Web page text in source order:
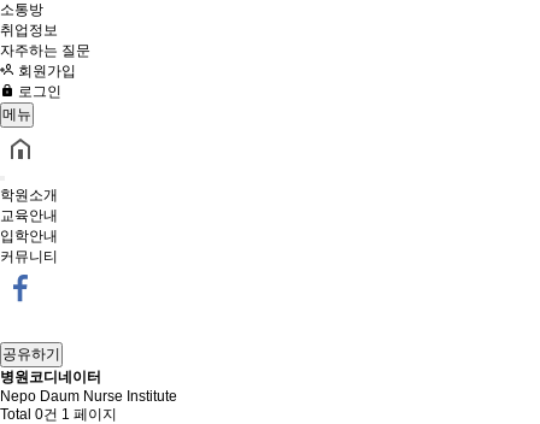
소통방
취업정보
자주하는 질문
회원가입
로그인
메뉴
학원소개
교육안내
입학안내
커뮤니티
공유하기
병원코디네이터
Nepo Daum Nurse Institute
Total 0건 1 페이지